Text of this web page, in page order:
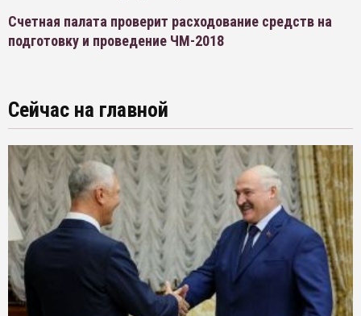
Счетная палата проверит расходование средств на
подготовку и проведение ЧМ-2018
Сейчас на главной